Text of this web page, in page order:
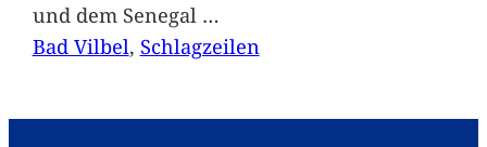
und dem Senegal …
Bad Vilbel, Schlagzeilen